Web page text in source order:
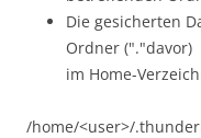
Die gesicherten
Ordner ("."davor)
im Home-
/home/<user>/